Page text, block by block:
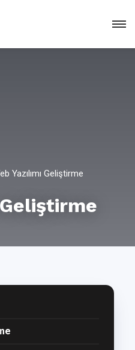
Yazılımı Geliştirme
Geliştirme